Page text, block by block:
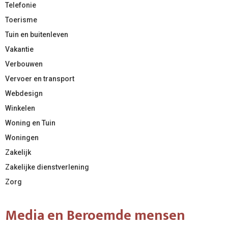
Telefonie
Toerisme
Tuin en buitenleven
Vakantie
Verbouwen
Vervoer en transport
Webdesign
Winkelen
Woning en Tuin
Woningen
Zakelijk
Zakelijke dienstverlening
Zorg
Media en Beroemde mensen